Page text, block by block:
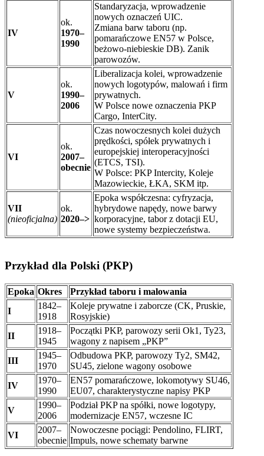
IV
ok.
1970–
1990
Standaryzacja, wprowadzenie
nowych oznaczeń UIC.
Zmiana barw taboru (np.
pomarańczowe EN57 w Polsce,
beżowo-niebieskie DB). Zanik
parowozów.
V
ok.
1990–
2006
Liberalizacja kolei, wprowadzenie
nowych logotypów, malowań i firm
prywatnych.
W Polsce nowe oznaczenia PKP
Cargo, InterCity.
VI
ok.
2007–
obecnie
Czas nowoczesnych kolei dużych
prędkości, spółek prywatnych i
europejskiej interoperacyjności
(ETCS, TSI).
W Polsce: PKP Intercity, Koleje
Mazowieckie, ŁKA, SKM itp.
VII
(nieoficjalna)
ok.
2020–>
Epoka współczesna: cyfryzacja,
hybrydowe napędy, nowe barwy
korporacyjne, tabor z dotacji EU,
nowe systemy bezpieczeństwa.
Przykład dla Polski (PKP)
Epoka Okres
Przykład taboru i malowania
I
1842–
1918
Koleje prywatne i zaborcze (CK, Pruskie,
Rosyjskie)
II
1918–
1945
Początki PKP, parowozy serii Ok1, Ty23,
wagony z napisem „PKP”
III
1945–
1970
Odbudowa PKP, parowozy Ty2, SM42,
SU45, zielone wagony osobowe
IV
1970–
1990
EN57 pomarańczowe, lokomotywy SU46,
EU07, charakterystyczne napisy PKP
V
1990–
2006
Podział PKP na spółki, nowe logotypy,
modernizacje EN57, wczesne IC
VI
2007–
obecnie
Nowoczesne pociągi: Pendolino, FLIRT,
Impuls, nowe schematy barwne